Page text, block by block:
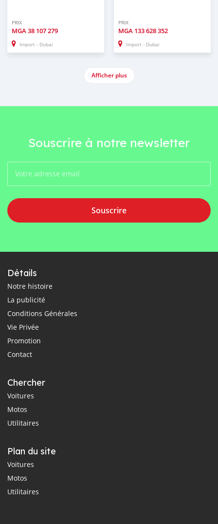
PRIX
MGA38 107 279
Import - Dubai
PRIX
MGA 133 628 352
Import - Dubai
Afficher plus
Souscrire à notre newsletter
Souscrire
Détails
Notre histoire
La publicité
Conditions Générales
Vie Privée
Promotion
Contact
Chercher
Voitures
Motos
Utilitaires
Plan du site
Voitures
Motos
Utilitaires